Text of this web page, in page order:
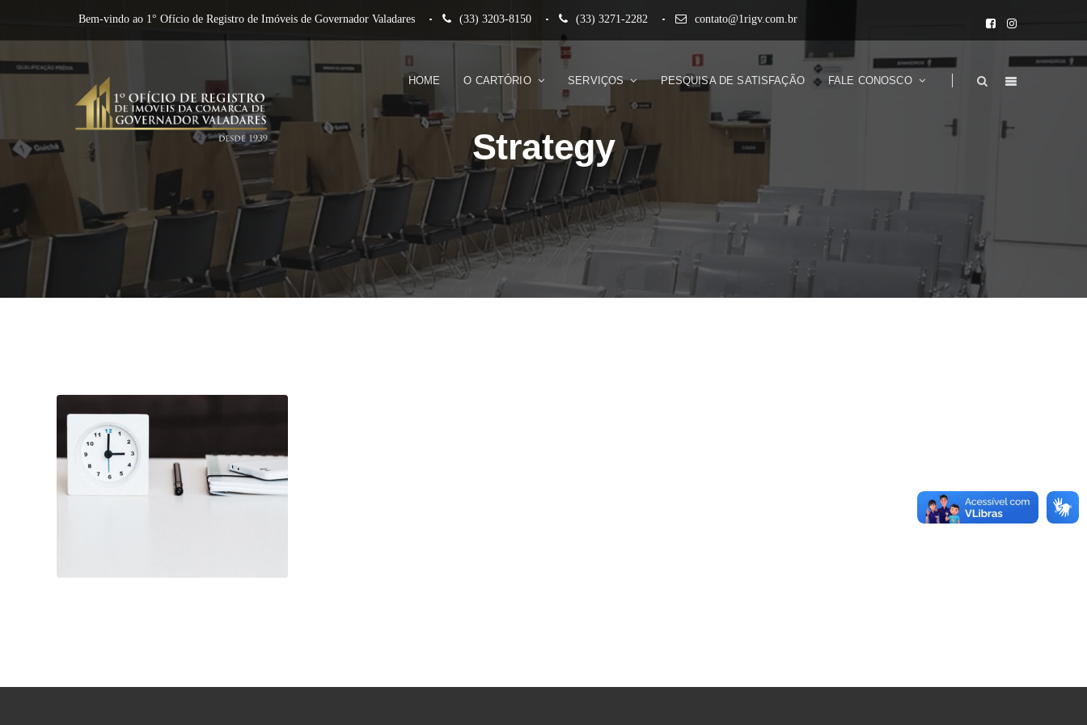
Bem-vindo ao 1° Ofício de Registro de Imóveis de Governador Valadares (33) 3203-8150 (33) 3271-2282 contato@1rigv.com.br
HOME O CARTÓRIO SERVIÇOS PESQUISA DE SATISFAÇÃO FALE CONOSCO
Strategy
Life Style